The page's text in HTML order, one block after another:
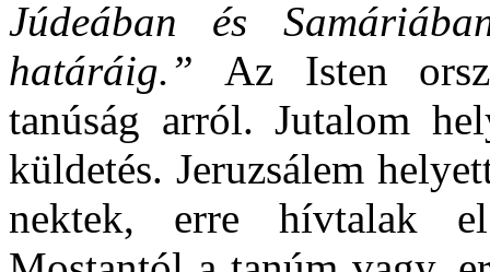
Júdeában és
határáig.” Az Isten
tanúság arról. Jutalom
küldetés. Jeruzsálem
nektek, erre hívtalak